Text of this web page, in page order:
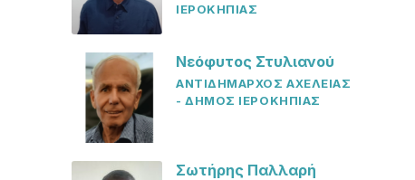
ΙΕΡΟΚΗΠΙΑΣ
Νεόφυτος Στυλιανού
ΑΝΤΙΔΗΜΑΡΧΟΣ ΑΧΕΛΕΙΑΣ
- ΔΗΜΟΣ ΙΕΡΟΚΗΠΙΑΣ
Σωτήρης Παλλαρή